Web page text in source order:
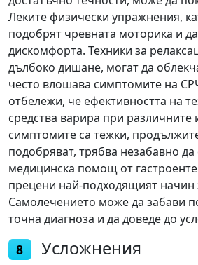
Леките физически упражнения,
подобрят чревната моторика и
дискомфорта. Техники за
дълбоко дишане, могат да
често влошава симптомите на
отбележи, че ефективността на
средства варира при различните
симптомите са тежки,
подобряват, трябва незабавно
медицинска помощ от
прецени най-подходящият начин
Самолечението може да забави
точна диагноза и да доведе до
8 Усложнения